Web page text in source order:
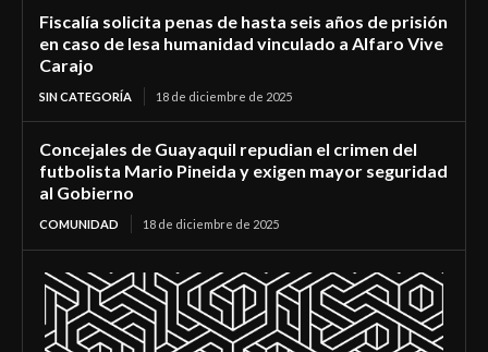
Fiscalía solicita penas de hasta seis años de prisión
en caso de lesa humanidad vinculado a Alfaro Vive
Carajo
SIN CATEGORÍA 18 de diciembre de 2025
Concejales de Guayaquil repudian el crimen del
futbolista Mario Pineida y exigen mayor seguridad
al Gobierno
COMUNIDAD 18 de diciembre de 2025